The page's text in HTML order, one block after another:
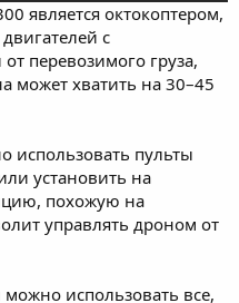
является октокоптером,
с
перевозимого груза,
может хватить на 30–45
использовать пульты
установить на
похожую на
управлять дроном от
можно использовать все,